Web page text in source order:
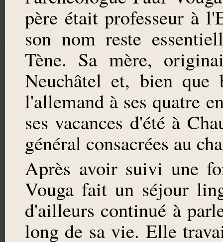
père était professeur à
son nom reste
Tène. Sa mère,
Neuchâtel et, bien
l'allemand à ses quatre
ses vacances d'été à
général consacrées au
Après avoir suivi une
Vouga fait un séjour
d'ailleurs continué à
long de sa vie. Elle